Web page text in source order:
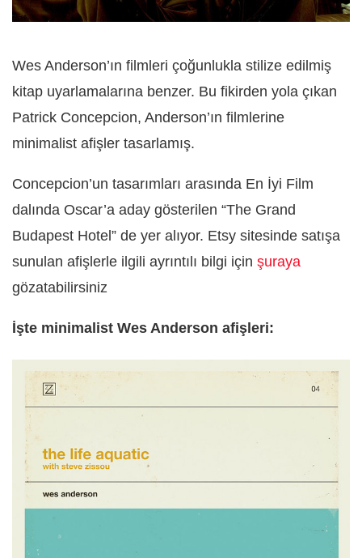
Wes Anderson’ın filmleri çoğunlukla stilize edilmiş
kitap uyarlamalarına benzer. Bu fikirden yola çıkan
Patrick Concepcion, Anderson’ın filmlerine
minimalist afişler tasarlamış.
Concepcion’un tasarımları arasında En İyi Film
dalında Oscar’a aday gösterilen “The Grand
Budapest Hotel” de yer alıyor. Etsy sitesinde satışa
sunulan afişlerle ilgili ayrıntılı bilgi için şuraya
gözatabilirsiniz
İşte minimalist Wes Anderson afişleri: